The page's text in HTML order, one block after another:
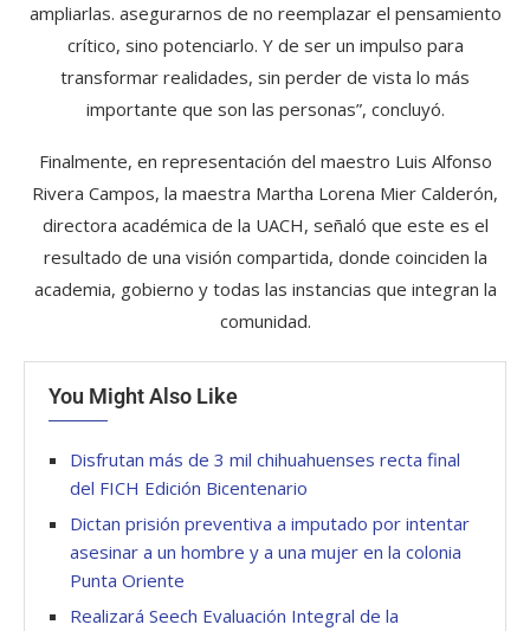
ampliarlas. asegurarnos de no reemplazar el pensamiento
crítico, sino potenciarlo. Y de ser un impulso para
transformar realidades, sin perder de vista lo más
importante que son las personas”, concluyó.
Finalmente, en representación del maestro Luis Alfonso
Rivera Campos, la maestra Martha Lorena Mier Calderón,
directora académica de la UACH, señaló que este es el
resultado de una visión compartida, donde coinciden la
academia, gobierno y todas las instancias que integran la
comunidad.
You Might Also Like
Disfrutan más de 3 mil chihuahuenses recta final
del FICH Edición Bicentenario
Dictan prisión preventiva a imputado por intentar
asesinar a un hombre y a una mujer en la colonia
Punta Oriente
Realizará Seech Evaluación Integral de la